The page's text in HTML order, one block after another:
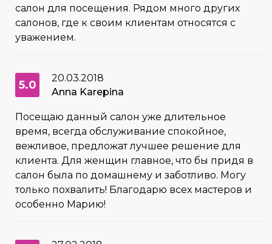
салон для посещения. Рядом много других
салонов, где к своим клиентам относятся с
уважением.
5.0
20.03.2018
Anna Karepina
Посещаю данный салон уже длительное
время, всегда обслуживание спокойное,
вежливое, предложат лучшее решение для
клиента. Для женщин главное, что бы придя в
салон была по домашнему и заботливо. Могу
только похвалить! Благодарю всех мастеров и
особенно Марию!